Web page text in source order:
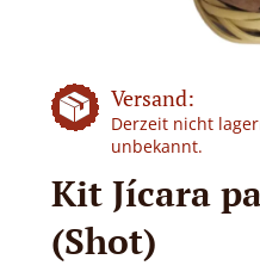
Versand:
Derzeit nicht
unbekannt.
Kit Jícara
(Shot)